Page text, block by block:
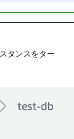
タンスをター